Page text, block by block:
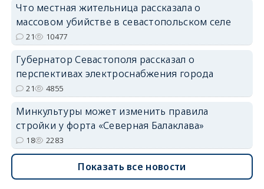
Что местная жительница рассказала о
массовом убийстве в севастопольском селе
21 10477
Губернатор Севастополя рассказал о
перспективах электроснабжения города
21 4855
Минкультуры может изменить правила
стройки у форта «Северная Балаклава»
18 2283
Показать все новости